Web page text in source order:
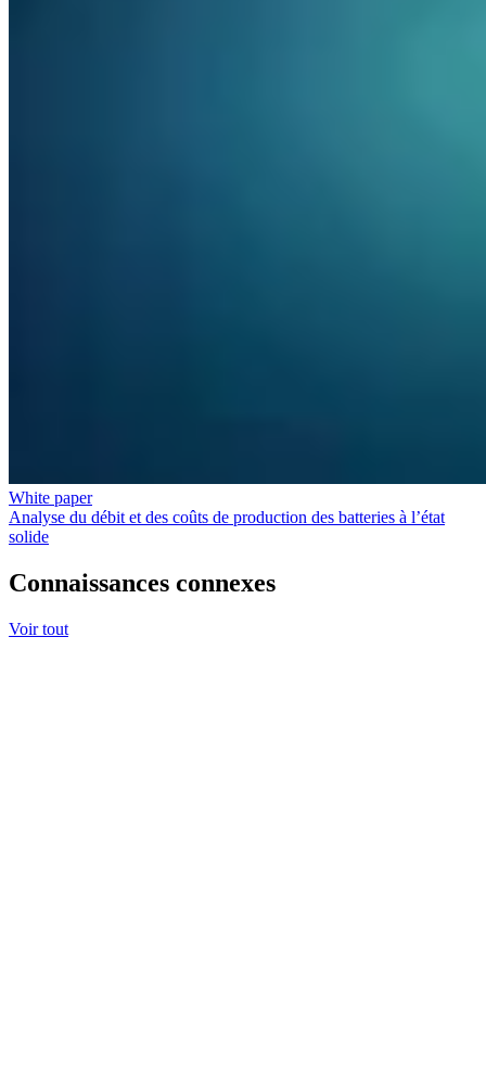
White paper
Analyse du débit et des coûts de production des batteries à l’état
solide
Connaissances connexes
Voir tout